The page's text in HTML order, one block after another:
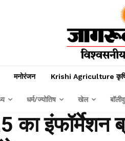
मनोरंजन Krishi Agriculture
धर्म/ज्योतिष खेल
इंफॉर्मेशन